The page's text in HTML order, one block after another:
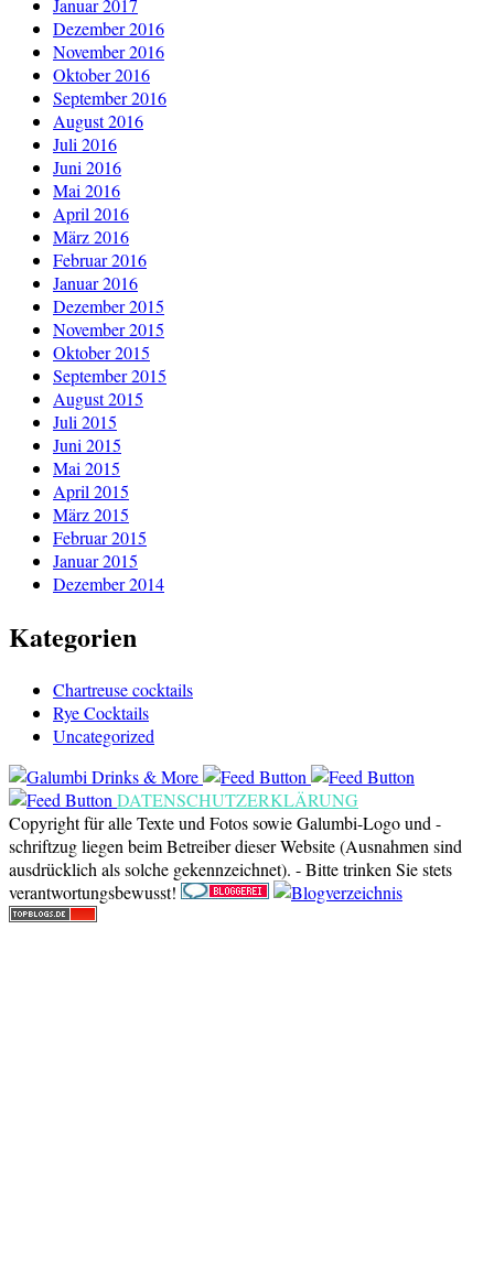
Januar 2017
Dezember 2016
November 2016
Oktober 2016
September 2016
August 2016
Juli 2016
Juni 2016
Mai 2016
April 2016
März 2016
Februar 2016
Januar 2016
Dezember 2015
November 2015
Oktober 2015
September 2015
August 2015
Juli 2015
Juni 2015
Mai 2015
April 2015
März 2015
Februar 2015
Januar 2015
Dezember 2014
Kategorien
Chartreuse cocktails
Rye Cocktails
Uncategorized
DATENSCHUTZERKLÄRUNG
Copyright für alle Texte und Fotos sowie Galumbi-Logo und -
schriftzug liegen beim Betreiber dieser Website (Ausnahmen sind
ausdrücklich als solche gekennzeichnet). - Bitte trinken Sie stets
verantwortungsbewusst!